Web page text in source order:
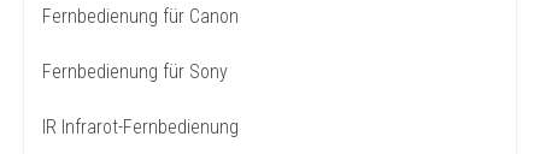
Fernbedienung für Canon
Fernbedienung für Sony
IR Infrarot-Fernbedienung